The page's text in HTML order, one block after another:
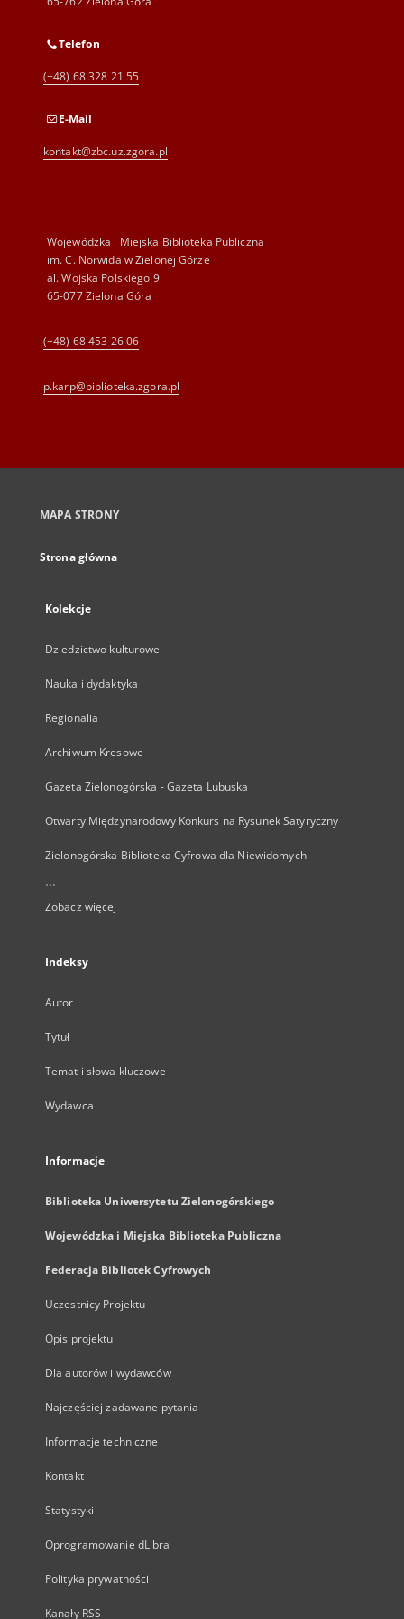
Telefon
(+48) 68 328 21 55
E-Mail
kontakt@zbc.uz.zgora.pl
Wojewódzka i Miejska Biblioteka Publiczna
im. C. Norwida w Zielonej Górze
al. Wojska Polskiego 9
65-077 Zielona Góra
(+48) 68 453 26 06
p.karp@biblioteka.zgora.pl
MAPA STRONY
Strona główna
Kolekcje
Dziedzictwo kulturowe
Nauka i dydaktyka
Regionalia
Archiwum Kresowe
Gazeta Zielonogórska - Gazeta Lubuska
Otwarty Międzynarodowy Konkurs na Rysunek Satyryczny
Zielonogórska Biblioteka Cyfrowa dla Niewidomych
...
Zobacz więcej
Indeksy
Autor
Tytuł
Temat i słowa kluczowe
Wydawca
Informacje
Biblioteka Uniwersytetu Zielonogórskiego
Wojewódzka i Miejska Biblioteka Publiczna
Federacja Bibliotek Cyfrowych
Uczestnicy Projektu
Opis projektu
Dla autorów i wydawców
Najczęściej zadawane pytania
Informacje techniczne
Kontakt
Statystyki
Oprogramowanie dLibra
Polityka prywatności
Kanały RSS